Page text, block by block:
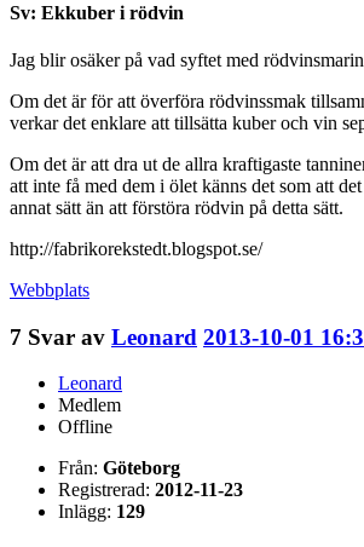
Sv: Ekkuber i rödvin
Jag blir osäker på vad syftet med
Om det är för att överföra rödvinssmak
verkar det enklare att tillsätta kuber och vin
Om det är att dra ut de allra kraftigaste
att inte få med dem i ölet känns det som att
annat sätt än att förstöra rödvin på detta sätt.
http://fabrikorekstedt.blogspot.se/
Webbplats
7 Svar av Leonard 2013-10-01
Leonard
Medlem
Offline
Från: Göteborg
Registrerad: 2012-11-23
Inlägg: 129